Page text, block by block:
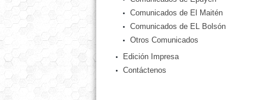
Comunicados de El Maitén
Comunicados de EL Bolsón
Otros Comunicados
Edición Impresa
Contáctenos